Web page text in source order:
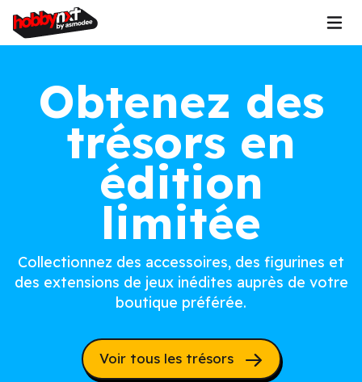
Obtenez des
trésors en
édition
limitée
Collectionnez des accessoires, des figurines et
des extensions de jeux inédites auprès de votre
boutique préférée.
Voir tous les trésors